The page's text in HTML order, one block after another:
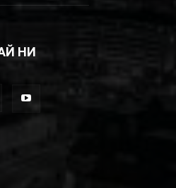
НИ